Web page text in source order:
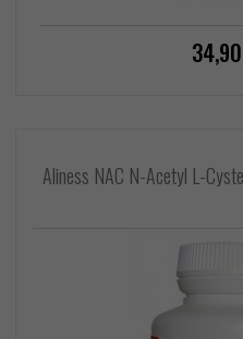
34,90
Aliness NAC N-Acetyl L-